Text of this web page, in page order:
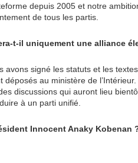
depuis 2005 et notre
de tous les partis.
t-il uniquement une alliance
avons signé les statuts et les
au ministère de
discussions qui auront lieu
à un parti unifié.
Innocent Anaky Kobenan